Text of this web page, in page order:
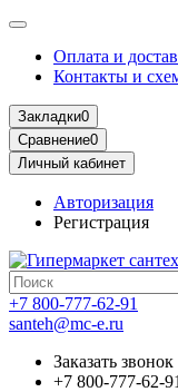
Оплата и
Контакты и
Закладки0
Сравнение0
Личный кабинет
Авторизация
Регистрация
+7 800-777-62-91
santeh@mc-e.ru
Заказать звонок
+7 800-777-62-91